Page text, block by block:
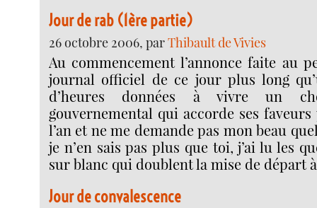
Jour de rab (1ère partie)
26 octobre 2006, parThibault de Vivies
Au commencement l’annonce faite au
journal officiel de ce jour plus long
d’heures données à vivre un
gouvernemental qui accorde ses
l’an et ne me demande pas mon beau
je n’en sais pas plus que toi, j’ai lu les
sur blanc qui doublent la mise de départ
Jour de convalescence